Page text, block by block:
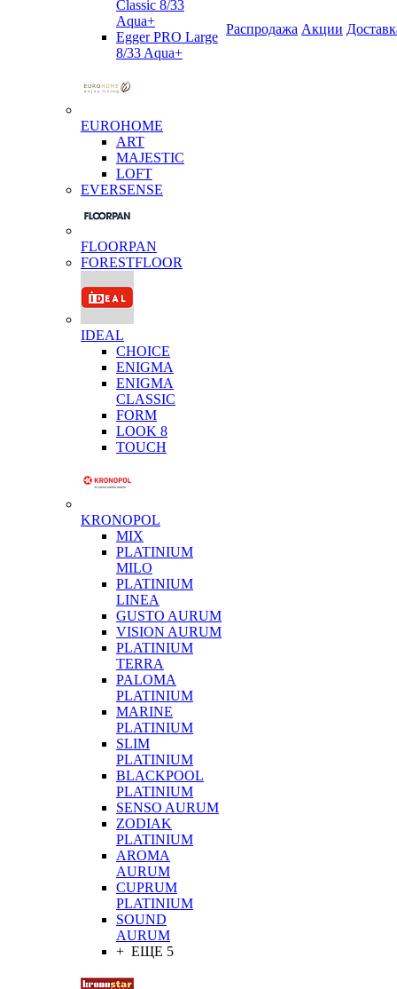
Classic 8/33
Aqua+
Egger PRO Large
8/33 Aqua+
EUROHOME
ART
MAJESTIC
LOFT
EVERSENSE
FLOORPAN
FORESTFLOOR
IDEAL
CHOICE
ENIGMA
ENIGMA
CLASSIC
FORM
LOOK 8
TOUCH
KRONOPOL
MIX
PLATINIUM
MILO
PLATINIUM
LINEA
GUSTO AURUM
VISION AURUM
PLATINIUM
TERRA
PALOMA
PLATINIUM
MARINE
PLATINIUM
SLIM
PLATINIUM
BLACKPOOL
PLATINIUM
SENSO AURUM
ZODIAK
PLATINIUM
AROMA
AURUM
CUPRUM
PLATINIUM
SOUND
AURUM
+ ЕЩЕ 5
Распродажа Акции